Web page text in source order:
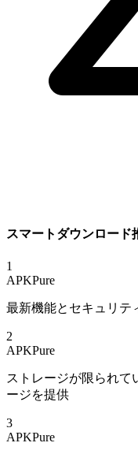
スマートダウンロード
1
APKPure
最新機能とセキュリテ
2
APKPure
ストレージが限られ
ージを提供
3
APKPure